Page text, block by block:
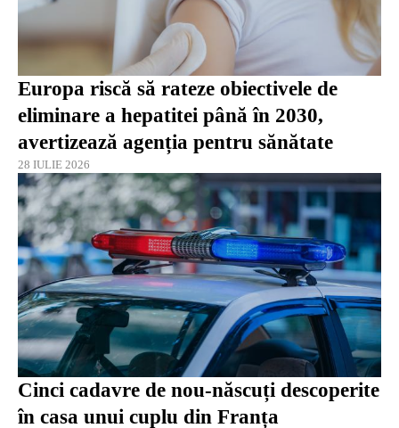
Europa riscă să rateze obiectivele de
eliminare a hepatitei până în 2030,
avertizează agenția pentru sănătate
28 IULIE 2026
Cinci cadavre de nou-născuți descoperite
în casa unui cuplu din Franța